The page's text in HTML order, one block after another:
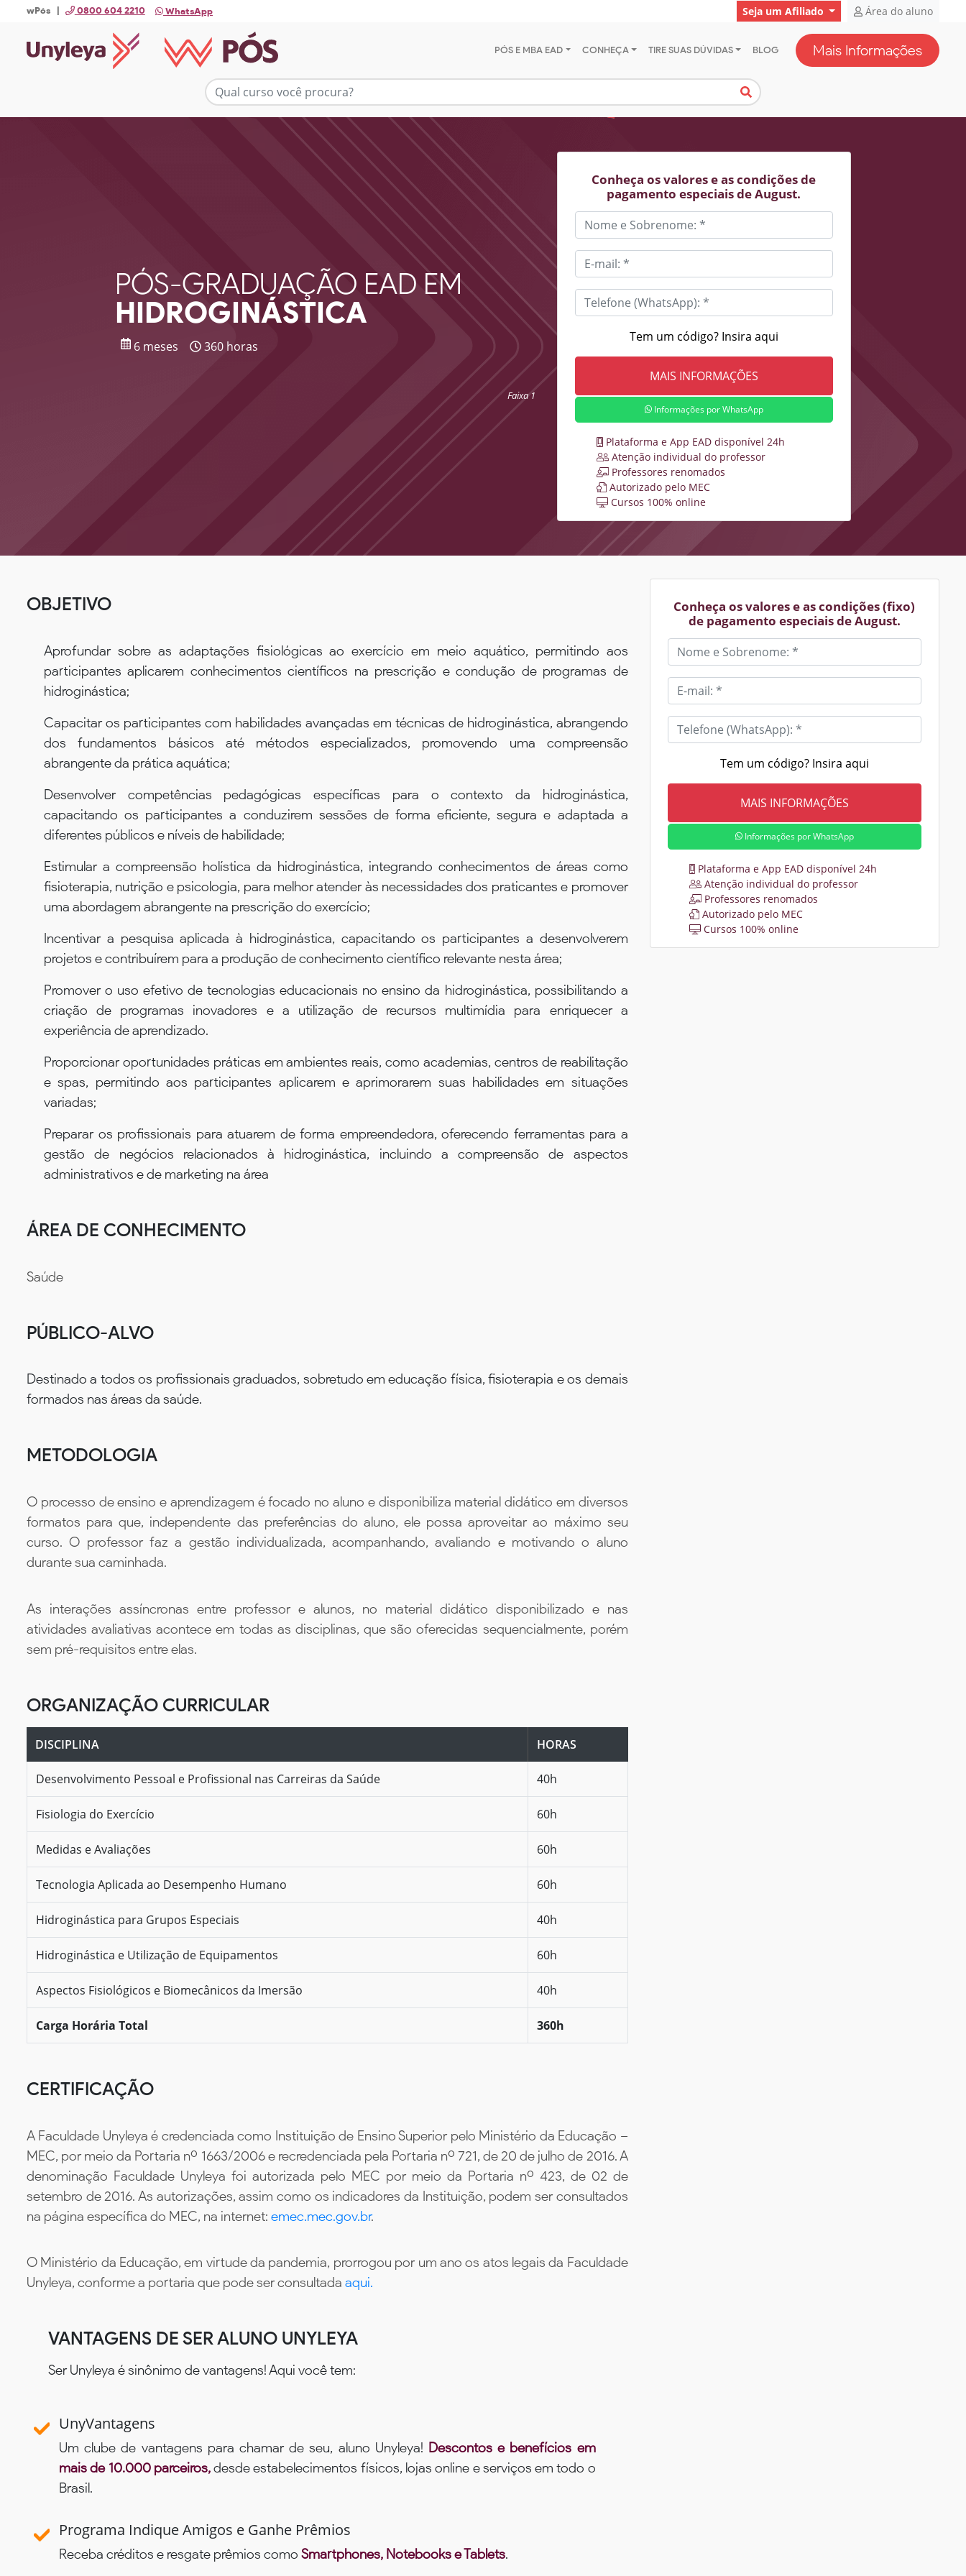
wPós | 0800 604 2210 WhatsApp Seja um Afiliado Área do aluno
PÓS E MBA EAD CONHEÇA TIRE SUAS DÚVIDAS BLOG Mais Informações
PÓS-GRADUAÇÃO EAD EM
HIDROGINÁSTICA
6 meses 360 horas
Faixa 1
Conheça os valores e as condições de
pagamento especiais de August.
Tem um código? Insira aqui
Informações por WhatsApp
Plataforma e App EAD disponível 24h
Atenção individual do professor
Professores renomados
Autorizado pelo MEC
Cursos 100% online
OBJETIVO
Aprofundar sobre as adaptações fisiológicas ao exercício em meio aquático, permitindo aos
participantes aplicarem conhecimentos científicos na prescrição e condução de programas de
hidroginástica;
Capacitar os participantes com habilidades avançadas em técnicas de hidroginástica, abrangendo
dos fundamentos básicos até métodos especializados, promovendo uma compreensão
abrangente da prática aquática;
Desenvolver competências pedagógicas específicas para o contexto da hidroginástica,
capacitando os participantes a conduzirem sessões de forma eficiente, segura e adaptada a
diferentes públicos e níveis de habilidade;
Estimular a compreensão holística da hidroginástica, integrando conhecimentos de áreas como
fisioterapia, nutrição e psicologia, para melhor atender às necessidades dos praticantes e promover
uma abordagem abrangente na prescrição do exercício;
Incentivar a pesquisa aplicada à hidroginástica, capacitando os participantes a desenvolverem
projetos e contribuírem para a produção de conhecimento científico relevante nesta área;
Promover o uso efetivo de tecnologias educacionais no ensino da hidroginástica, possibilitando a
criação de programas inovadores e a utilização de recursos multimídia para enriquecer a
experiência de aprendizado.
Proporcionar oportunidades práticas em ambientes reais, como academias, centros de reabilitação
e spas, permitindo aos participantes aplicarem e aprimorarem suas habilidades em situações
variadas;
Preparar os profissionais para atuarem de forma empreendedora, oferecendo ferramentas para a
gestão de negócios relacionados à hidroginástica, incluindo a compreensão de aspectos
administrativos e de marketing na área
ÁREA DE CONHECIMENTO
Saúde
PÚBLICO-ALVO
Destinado a todos os profissionais graduados, sobretudo em educação física, fisioterapia e os demais
formados nas áreas da saúde.
METODOLOGIA
O processo de ensino e aprendizagem é focado no aluno e disponibiliza material didático em diversos
formatos para que, independente das preferências do aluno, ele possa aproveitar ao máximo seu
curso. O professor faz a gestão individualizada, acompanhando, avaliando e motivando o aluno
durante sua caminhada.
As interações assíncronas entre professor e alunos, no material didático disponibilizado e nas
atividades avaliativas acontece em todas as disciplinas, que são oferecidas sequencialmente, porém
sem pré-requisitos entre elas.
ORGANIZAÇÃO CURRICULAR
DISCIPLINA HORAS
Desenvolvimento Pessoal e Profissional nas Carreiras da Saúde 40h
Fisiologia do Exercício 60h
Medidas e Avaliações 60h
Tecnologia Aplicada ao Desempenho Humano 60h
Hidroginástica para Grupos Especiais 40h
Hidroginástica e Utilização de Equipamentos 60h
Aspectos Fisiológicos e Biomecânicos da Imersão 40h
Carga Horária Total 360h
CERTIFICAÇÃO
A Faculdade Unyleya é credenciada como Instituição de Ensino Superior pelo Ministério da Educação –
MEC, por meio da Portaria nº 1663/2006 e recredenciada pela Portaria nº 721, de 20 de julho de 2016. A
denominação Faculdade Unyleya foi autorizada pelo MEC por meio da Portaria nº 423, de 02 de
setembro de 2016. As autorizações, assim como os indicadores da Instituição, podem ser consultados
na página específica do MEC, na internet: emec.mec.gov.br.
O Ministério da Educação, em virtude da pandemia, prorrogou por um ano os atos legais da Faculdade
Unyleya, conforme a portaria que pode ser consultada aqui.
VANTAGENS DE SER ALUNO UNYLEYA
Ser Unyleya é sinônimo de vantagens! Aqui você tem:
UnyVantagens
Um clube de vantagens para chamar de seu, aluno Unyleya! Descontos e benefícios em
mais de 10.000 parceiros,desde estabelecimentos físicos, lojas online e serviços em todo o
Brasil.
Programa Indique Amigos e Ganhe Prêmios
Receba créditos e resgate prêmios como Smartphones, Notebooks e Tablets.
Conheça os valores e as condições (fixo)
de pagamento especiais de August.
Tem um código? Insira aqui
Informações por WhatsApp
Plataforma e App EAD disponível 24h
Atenção individual do professor
Professores renomados
Autorizado pelo MEC
Cursos 100% online